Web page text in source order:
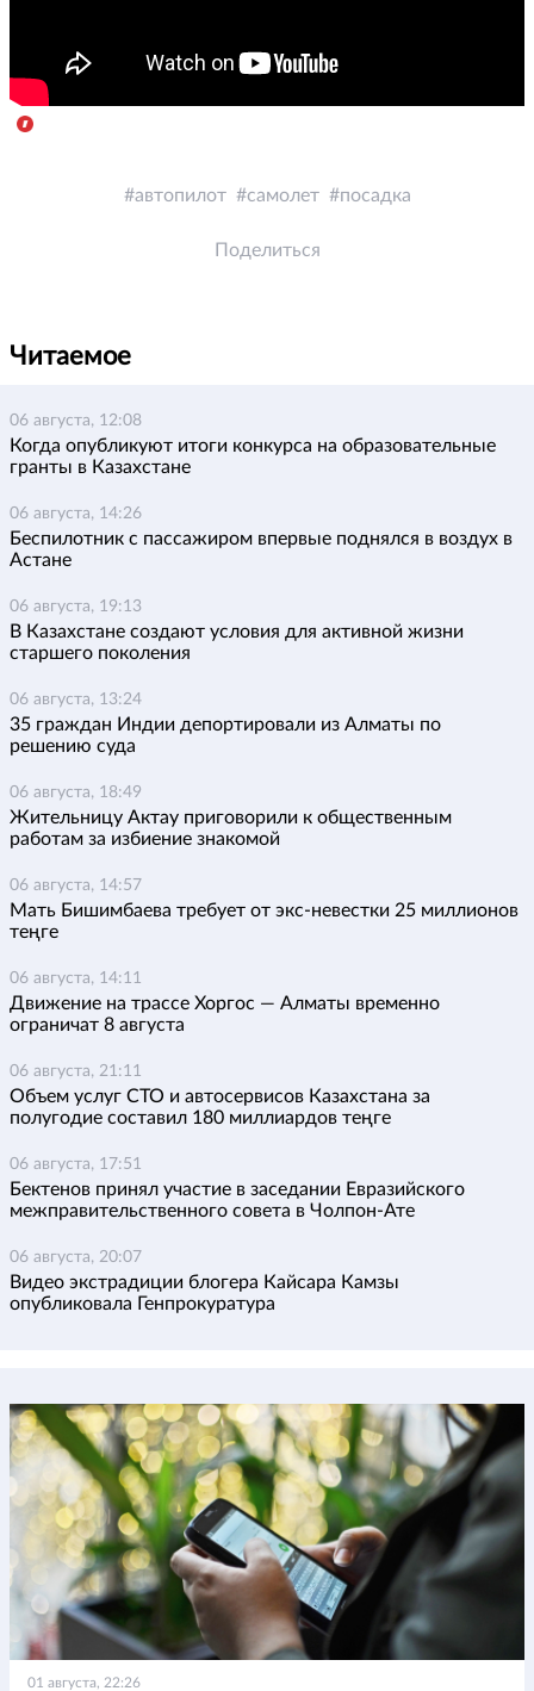
автопилот самолет посадка
Поделиться
Читаемое
06 августа, 12:08
Когда опубликуют итоги конкурса на образовательные
гранты в Казахстане
06 августа, 14:26
Беспилотник с пассажиром впервые поднялся в воздух в
Астане
06 августа, 19:13
В Казахстане создают условия для активной жизни
старшего поколения
06 августа, 13:24
35 граждан Индии депортировали из Алматы по
решению суда
06 августа, 18:49
Жительницу Актау приговорили к общественным
работам за избиение знакомой
06 августа, 14:57
Мать Бишимбаева требует от экс-невестки 25 миллионов
теңге
06 августа, 14:11
Движение на трассе Хоргос — Алматы временно
ограничат 8 августа
06 августа, 21:11
Объем услуг СТО и автосервисов Казахстана за
полугодие составил 180 миллиардов теңге
06 августа, 17:51
Бектенов принял участие в заседании Евразийского
межправительственного совета в Чолпон-Ате
06 августа, 20:07
Видео экстрадиции блогера Кайсара Камзы
опубликовала Генпрокуратура
01 августа, 22:26